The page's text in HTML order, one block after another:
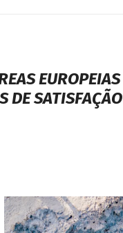
DE